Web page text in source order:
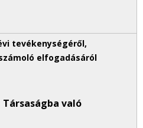
való